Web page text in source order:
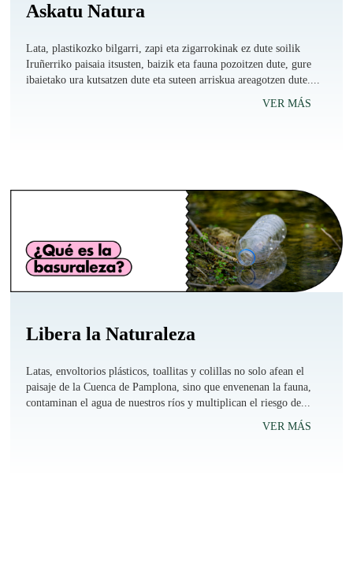
Askatu Natura
Lata, plastikozko bilgarri, zapi eta zigarrokinak ez dute soilik
Iruñerriko paisaia itsusten, baizik eta fauna pozoitzen dute, gure
ibaietako ura kutsatzen dute eta suteen arriskua areagotzen dute....
VER MÁS
Libera la Naturaleza
Latas, envoltorios plásticos, toallitas y colillas no solo afean el
paisaje de la Cuenca de Pamplona, sino que envenenan la fauna,
contaminan el agua de nuestros ríos y multiplican el riesgo de...
VER MÁS